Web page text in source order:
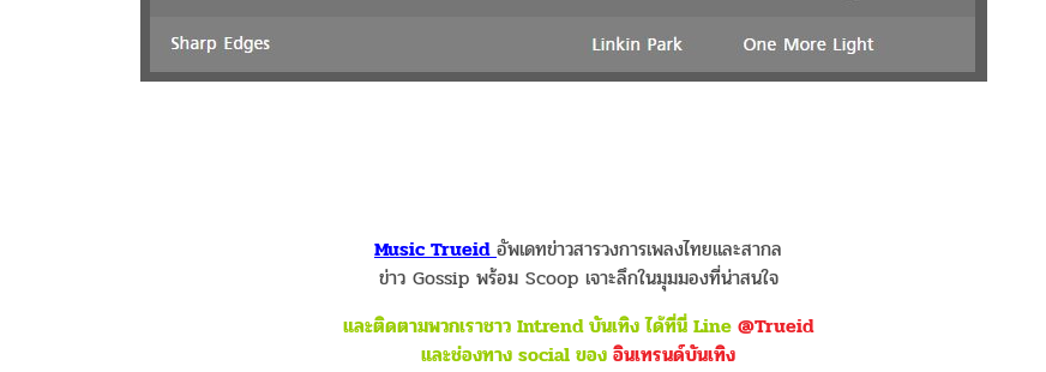
Music Trueid อัพเดทข่าวสารวงการเพลงไทยและสากล
ข่าว Gossip พร้อม Scoop เจาะลึกในมุมมองที่น่าสนใจ
และติดตามพวกเราชาว Intrend บันเทิง ได้ที่นี่ Line @Trueid
และช่องทาง social ของ อินเทรนด์บันเทิง